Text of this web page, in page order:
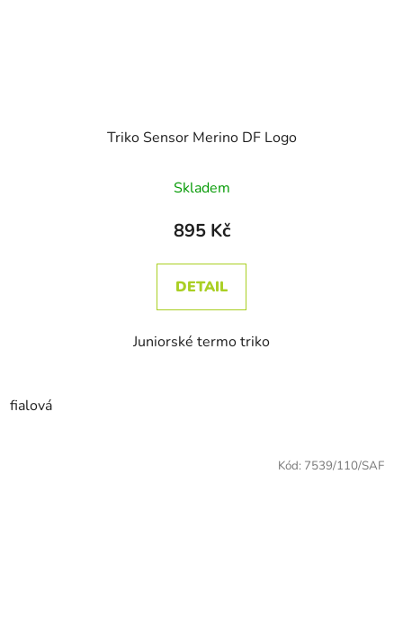
Triko Sensor Merino DF Logo
Skladem
895 Kč
DETAIL
Juniorské termo triko
fialová
Kód: 7539/110/SAF